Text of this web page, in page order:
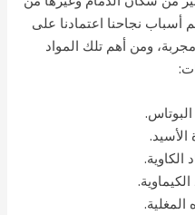
نجاحنا اعتمادنا على
ومن أهم تلك المواد